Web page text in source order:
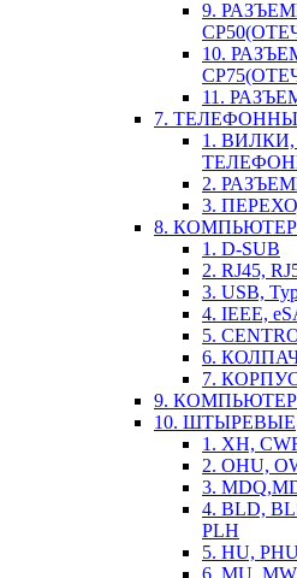
9.
10.
11.
7.
1.
2.
3.
8.
1. D-SUB
2. RJ45,
3. USB,
4. IEEE,
5.
6.
7.
9.
10. ШТЫРЕВЫЕ
1. XH,
2. OHU,
3.
4. BLD,
PLH
5. HU,
6. MU, MW